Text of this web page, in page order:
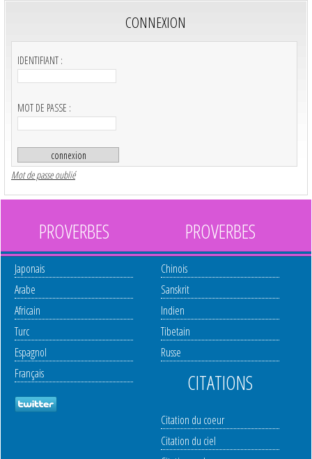
CONNEXION
IDENTIFIANT :
MOT DE PASSE :
Mot de passe oublié
PROVERBES
Japonais
Arabe
Africain
Turc
Espagnol
Français
PROVERBES
Chinois
Sanskrit
Indien
Tibetain
Russe
CITATIONS
Citation du coeur
Citation du ciel